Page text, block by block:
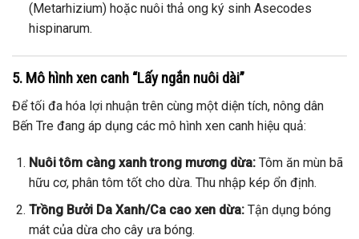
(Metarhizium) hoặc nuôi thả ong ký sinh Asecodes
hispinarum.
5. Mô hình xen canh “Lấy ngắn nuôi dài”
Để tối đa hóa lợi nhuận trên cùng một diện tích, nông dân
Bến Tre đang áp dụng các mô hình xen canh hiệu quả:
Nuôi tôm càng xanh trong mương dừa:Tôm ăn mùn bã
hữu cơ, phân tôm tốt cho dừa. Thu nhập kép ổn định.
Trồng Bưởi Da Xanh/Ca cao xen dừa:Tận dụng bóng
mát của dừa cho cây ưa bóng.